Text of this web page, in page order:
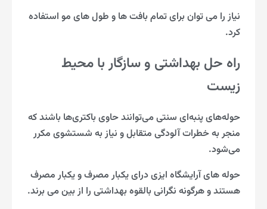
نیاز را می توان برای تمام بافت ها و طول های مو استفاده
کرد.
راه حل بهداشتی و سازگار با محیط
زیست
حوله‌های پنبه‌ای سنتی می‌توانند حاوی باکتری‌ها باشند که
منجر به خطرات آلودگی متقابل و نیاز به شستشوی مکرر
می‌شود.
حوله های آرایشگاه ایزی درای یکبار مصرف و یکبار مصرف
هستند و هرگونه نگرانی بالقوه بهداشتی را از بین می برند.